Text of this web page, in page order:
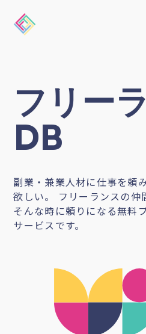
フリー
DB
副業・兼業人材に仕事を頼
欲しい。 フリーランスの仲
そんな時に頼りになる無料
サービスです。